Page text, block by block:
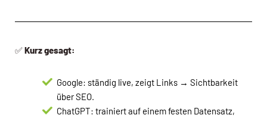
✅Kurz gesagt:
Google: ständig live, zeigt Links → Sichtbarkeit
über SEO.
ChatGPT: trainiert auf einem festen Datensatz,